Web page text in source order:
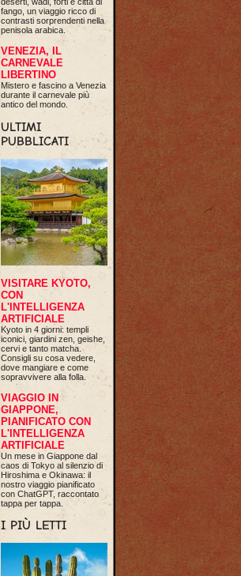
fango, un viaggio ricco di
contrasti sorprendenti nella
penisola arabica.
VENEZIA, IL
CARNEVALE
LIBERTINO
Mistero e fascino a Venezia
durante il carnevale più
antico del mondo.
ULTIMI
PUBBLICATI
VISITARE KYOTO,
CON
L'INTELLIGENZA
ARTIFICIALE
Kyoto in 4 giorni: templi
iconici, giardini zen, geishe,
cervi e tanto matcha.
Consigli su cosa vedere,
dove mangiare e come
sopravvivere alla folla.
VIAGGIO IN
GIAPPONE,
PIANIFICATO CON
L'INTELLIGENZA
ARTIFICIALE
Un mese in Giappone dal
caos di Tokyo al silenzio di
Hiroshima e Okinawa: il
nostro viaggio pianificato
con ChatGPT, raccontato
tappa per tappa.
I PIÙ LETTI